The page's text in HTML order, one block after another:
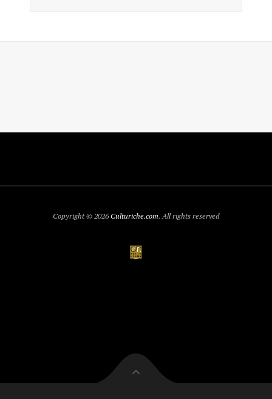
Copyright © 2026Culturiche.com. All rights reserved